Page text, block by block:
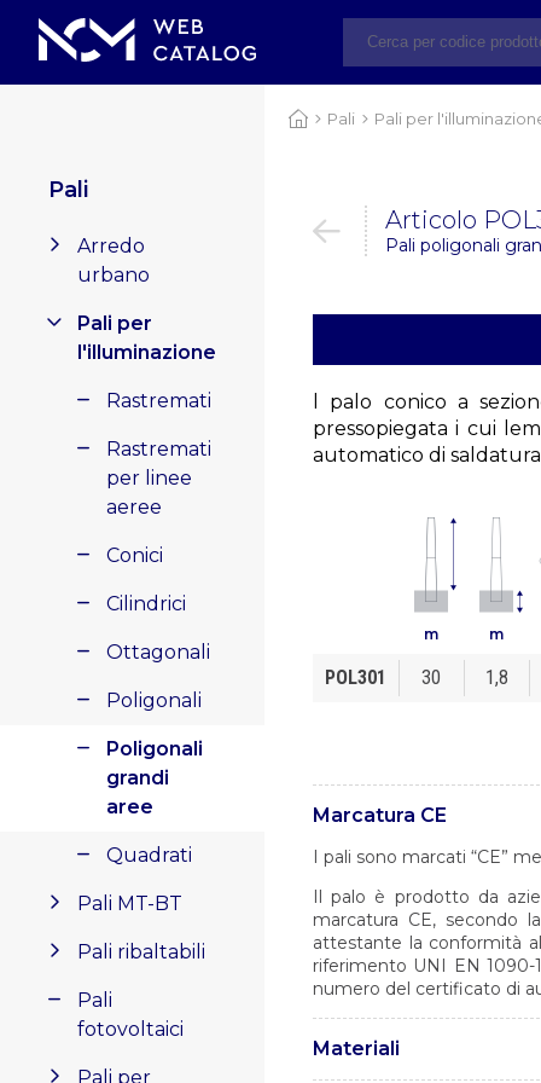
Pali
Arredo
urbano
Pali per
l'illuminazione
Rastremati
Rastremati
per linee
aeree
Conici
Cilindrici
Ottagonali
Poligonali
Poligonali
grandi
aree
Quadrati
Pali MT-BT
Pali ribaltabili
Pali
fotovoltaici
Pali per
Pali Pali per
Articolo
Pali poligonali
l palo conico a
pressopiegata i cui
automatico di
m m
POL301 30 1,8
Marcatura CE
I pali sono marcati “CE”
Il palo è prodotto da
marcatura CE, secondo
attestante la conformità
riferimento UNI EN 1090-
numero del certificato di
Materiali